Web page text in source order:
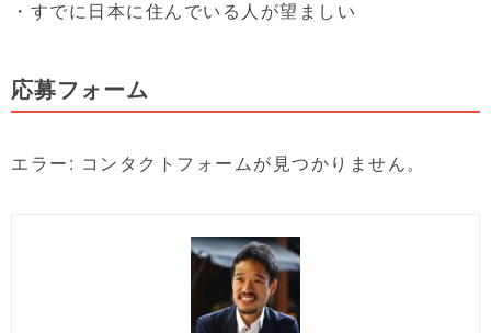
・すでに日本に住んでいる人が望ましい
応募フォーム
エラー: コンタクトフォームが見つかりません。